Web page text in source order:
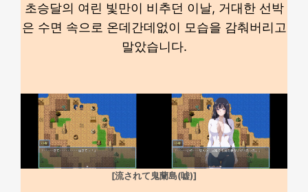
초승달의 여린 빛만이 비추던 이날, 거대한 선박
은 수면 속으로 온데간데없이 모습을 감춰버리고
말았습니다.
[流されて鬼蘭島(嘘)]